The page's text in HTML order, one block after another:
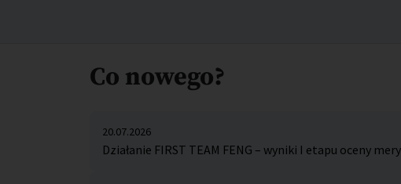
Co nowego?
20.07.2026
Działanie FIRST TEAM FENG – wyniki I etapu oceny